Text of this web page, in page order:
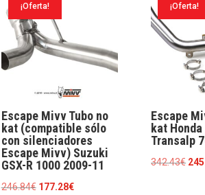
GSX-
R
750
17
cantidad
¡Oferta!
Escape Mivv Tubo no
kat (compatible sólo
con silenciadores
Escape Mivv) Suzuki
GSX-R 1000 2009-11
246.84€ El
177.28€El
¡Oferta!
Escape
kat Honda
Transalp
342.43€ El